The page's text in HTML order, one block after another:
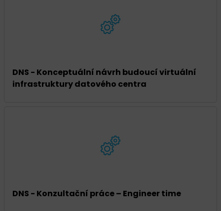
DNS - Konceptuální návrh budoucí virtuální
infrastruktury datového centra
DNS - Konzultační práce – Engineer time